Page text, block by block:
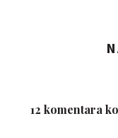
12 komentara